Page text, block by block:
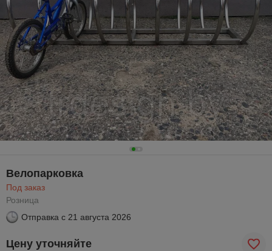
Велопарковка
Под заказ
Розница
Отправка с 21 августа 2026
Цену уточняйте